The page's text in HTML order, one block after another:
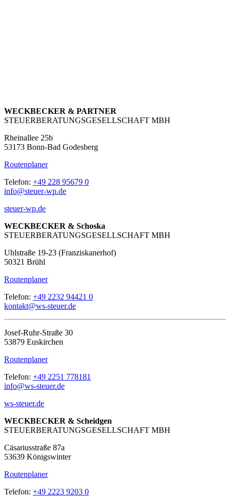
WECKBECKER & PARTNER
STEUERBERATUNGSGESELLSCHAFT MBH
Rheinallee 25b
53173 Bonn-Bad Godesberg
Routenplaner
Telefon: +49 228 95679 0
info@steuer-wp.de
steuer-wp.de
WECKBECKER & Schoska
STEUERBERATUNGSGESELLSCHAFT MBH
Uhlstraße 19-23 (Franziskanerhof)
50321 Brühl
Routenplaner
Telefon: +49 2232 94421 0
kontakt@ws-steuer.de
Josef-Ruhr-Straße 30
53879 Euskirchen
Routenplaner
Telefon: +49 2251 778181
info@ws-steuer.de
ws-steuer.de
WECKBECKER & Scheidgen
STEUERBERATUNGSGESELLSCHAFT MBH
Cäsariusstraße 87a
53639 Königswinter
Routenplaner
Telefon: +49 2223 9203 0